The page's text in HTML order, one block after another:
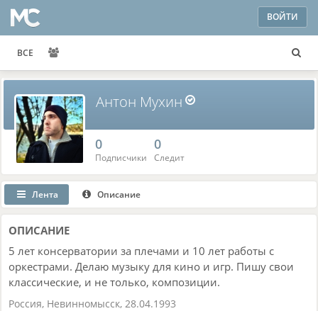
ВОЙТИ
ВСЕ
Антон Мухин
0
Подписчики
0
Следит
Лента Описание
ОПИСАНИЕ
5 лет консерватории за плечами и 10 лет работы с
оркестрами. Делаю музыку для кино и игр. Пишу свои
классические, и не только, композиции.
Россия, Невинномысск, 28.04.1993